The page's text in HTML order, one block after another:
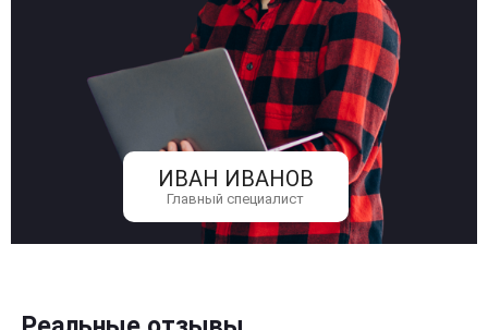
ИВАН ИВАНОВ
Главный специалист